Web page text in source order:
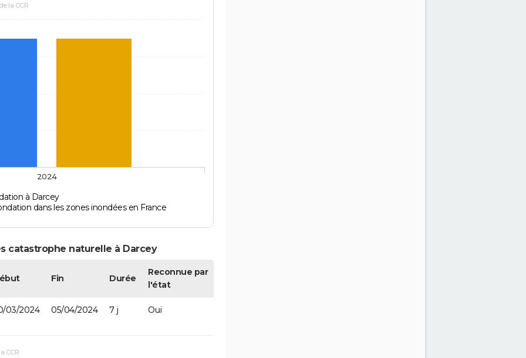
la CCR
à Darcey
dans les zones inondées en France
2024
catastrophe naturelle à Darcey
Fin Durée
Reconnue par
l'état
03/2024 05/04/2024 7 j Oui
CCR